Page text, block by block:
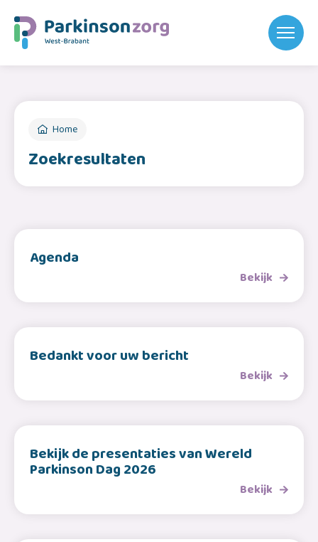
Home
Zoekresultaten
Agenda
Bekijk
Bedankt voor uw bericht
Bekijk
Bekijk de presentaties van Wereld
Parkinson Dag 2026
Bekijk